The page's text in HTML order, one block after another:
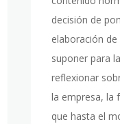
decisión de
elaboración
suponer para
reflexionar
la empresa, la
que hasta el